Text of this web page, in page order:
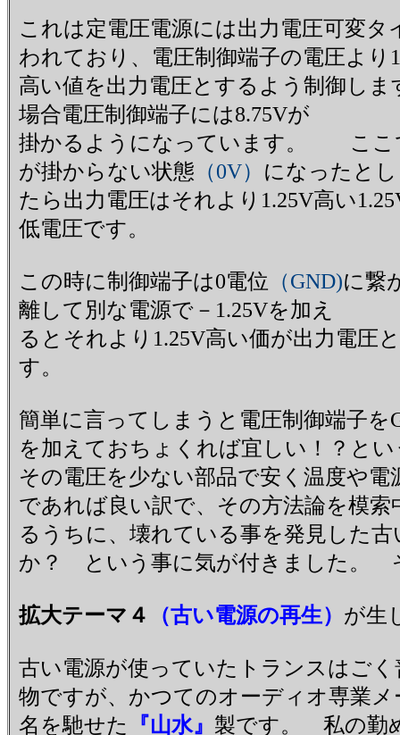
これは定電圧電源には出力電圧可変タ
われており、電圧制御端子の電圧より
高い値を出力電圧とするよう制御し
場合電圧制御端子には8.75Vが
掛かるようになっています。 ここ
が掛からない状態 （0V） になったとし
たら出力電圧はそれより1.25V高い
低電圧です。
この時に制御端子は0電位 （GND)に繋
離して別な電源で－1.25Vを加え
るとそれより1.25V高い価が出力電圧
す。
簡単に言ってしまうと電圧制御端子を
を加えておちょくれば宜しい！？と
その電圧を少ない部品で安く温度や
であれば良い訳で、その方法論を模
るうちに、壊れている事を発見した
か？ という事に気が付きました。
拡大テーマ４ （古い電源の再生） が生
古い電源が使っていたトランスはご
物ですが、かつてのオーディオ専業メ
名を馳せた
『山水』 製です。 私の勤